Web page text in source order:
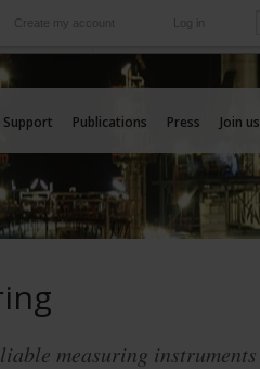
Log in
Create my account
abroad
Support Publications Press Join us
measuring instruments